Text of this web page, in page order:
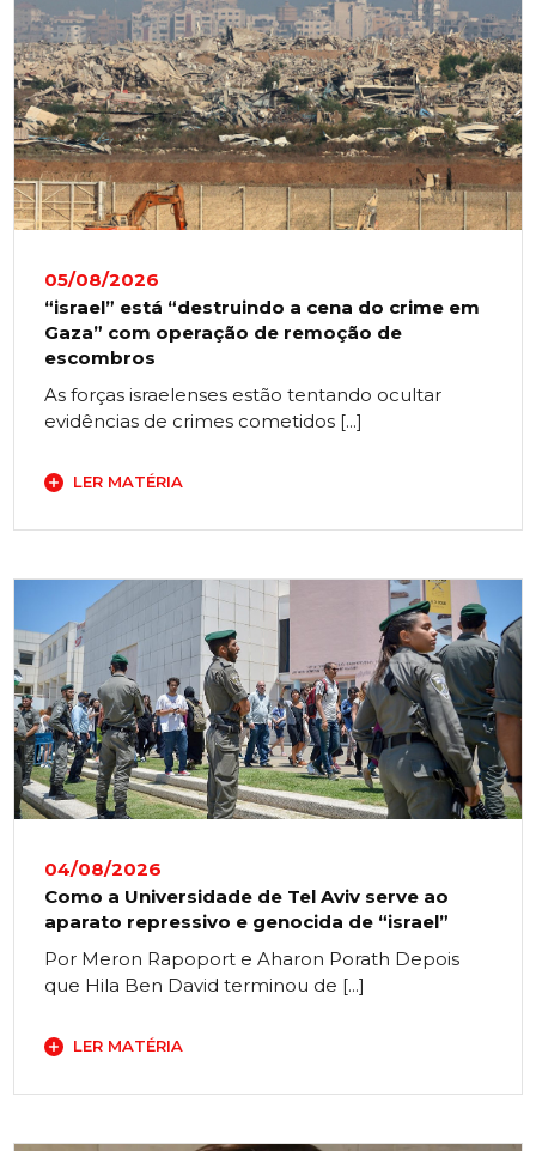
05/08/2026
“israel” está “destruindo a cena do crime em
Gaza” com operação de remoção de
escombros
As forças israelenses estão tentando ocultar
evidências de crimes cometidos [...]
LER MATÉRIA
04/08/2026
Como a Universidade de Tel Aviv serve ao
aparato repressivo e genocida de “israel”
Por Meron Rapoport e Aharon Porath Depois
que Hila Ben David terminou de [...]
LER MATÉRIA